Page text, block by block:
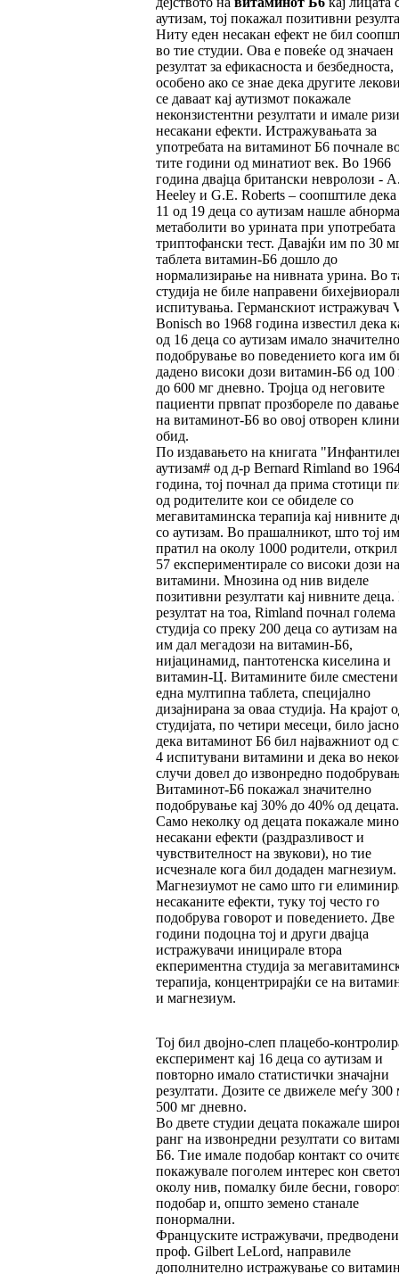
аутизам, тој покажал позитивни
Ниту еден несакан ефект не бил
во тие студии. Ова е повеќе од значаен
резултат за ефикасноста и безбедноста,
особено ако се знае дека другите
се даваат кај аутизмот покажале
неконзистентни резултати и имале
несакани ефекти. Истражувањата за
употребата на витаминот Б6 почнале
тите години од минатиот век. Во 1966
година двајца британски невролози -
Heeley и G.E. Roberts – соопштиле дека
11 од 19 деца со аутизам нашле
метаболити во урината при употребата
триптофански тест. Давајќи им по 30
таблета витамин-Б6 дошло до
нормализирање на нивната урина. Во
студија не биле направени
испитувања. Германскиот истражувач
Bonisch во 1968 година известил дека
од 16 деца со аутизам имало значително
подобрување во поведението кога им
дадено високи дози витамин-Б6 од 100
до 600 мг дневно. Тројца од неговите
пациенти првпат прозбореле по
на витаминот-Б6 во овој отворен
обид.
По издавањето на книгата
аутизам# од д-р Bernard Rimland во
година, тој почнал да прима стотици
од родителите кои се обиделе со
мегавитаминска терапија кај нивните
со аутизам. Во прашалникот, што тој
пратил на околу 1000 родители, открил
57 експериментирале со високи дози на
витамини. Мнозина од нив виделе
позитивни резултати кај нивните деца.
резултат на тоа, Rimland почнал голема
студија со преку 200 деца со аутизам
им дал мегадози на витамин-Б6,
нијацинамид, пантотенска киселина и
витамин-Ц. Витамините биле
една мултипна таблета, специјално
дизајнирана за оваа студија. На крајот
студијата, по четири месеци, било јасно
дека витаминот Б6 бил најважниот од
4 испитувани витамини и дека во
случи довел до извонредно
Витаминот-Б6 покажал значително
подобрување кај 30% до 40% од децата.
Само неколку од децата покажале
несакани ефекти (раздразливост и
чувствителност на звукови), но тие
исчезнале кога бил додаден магнезиум.
Магнезиумот не само што ги
несаканите ефекти, туку тој често го
подобрува говорот и поведението. Две
години подоцна тој и други двајца
истражувачи иницирале втора
екпериментна студија за
терапија, концентрирајќи се на
и магнезиум.
Тој бил двојно-слеп плацебо-
експеримент кај 16 деца со аутизам и
повторно имало статистички значајни
резултати. Дозите се движеле меѓу 300
500 мг дневно.
Во двете студии децата покажале
ранг на извонредни резултати со
Б6. Тие имале подобар контакт со
покажувале поголем интерес кон
околу нив, помалку биле бесни,
подобар и, општо земено станале
понормални.
Француските истражувачи,
проф. Gilbert LeLord, направиле
дополнително истражување со